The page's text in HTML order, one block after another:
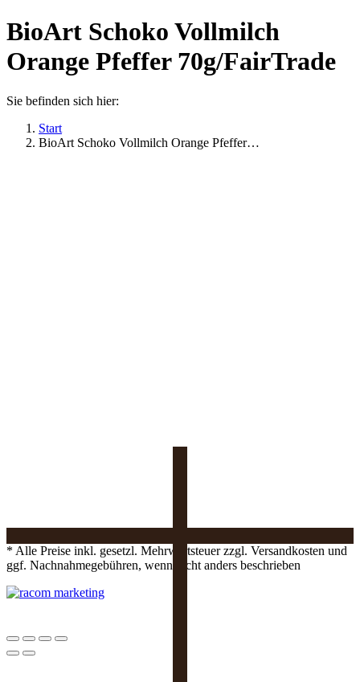
BioArt Schoko Vollmilch
Orange Pfeffer 70g/FairTrade
Sie befinden sich hier:
Start
BioArt Schoko Vollmilch Orange Pfeffer…
* Alle Preise inkl. gesetzl. Mehrwertsteuer zzgl. Versandkosten und
ggf. Nachnahmegebühren, wenn nicht anders beschrieben